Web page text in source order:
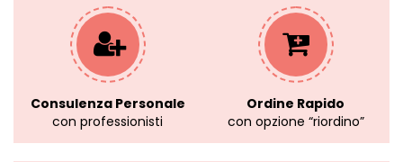
Consulenza Personale
con professionisti
Ordine Rapido
con opzione “riordino”